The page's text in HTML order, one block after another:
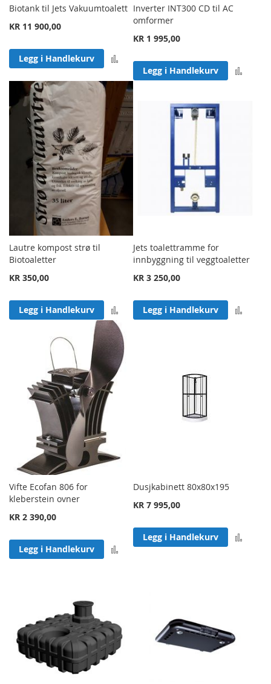
Biotank til Jets Vakuumtoalett
KR 11 900,00
Legg i Handlekurv
Inverter INT300 CD til AC
omformer
KR 1 995,00
Legg i Handlekurv
Lautre kompost strø til
Biotoaletter
KR 350,00
Legg i Handlekurv Legg til sammenligning
Jets toalettramme for
innbyggning til veggtoaletter
KR 3 250,00
Legg i Handlekurv
Vifte Ecofan 806 for
kleberstein ovner
KR 2 390,00
Legg i Handlekurv Legg til sammenligning
Dusjkabinett 80x80x195
KR 7 995,00
Legg i Handlekurv